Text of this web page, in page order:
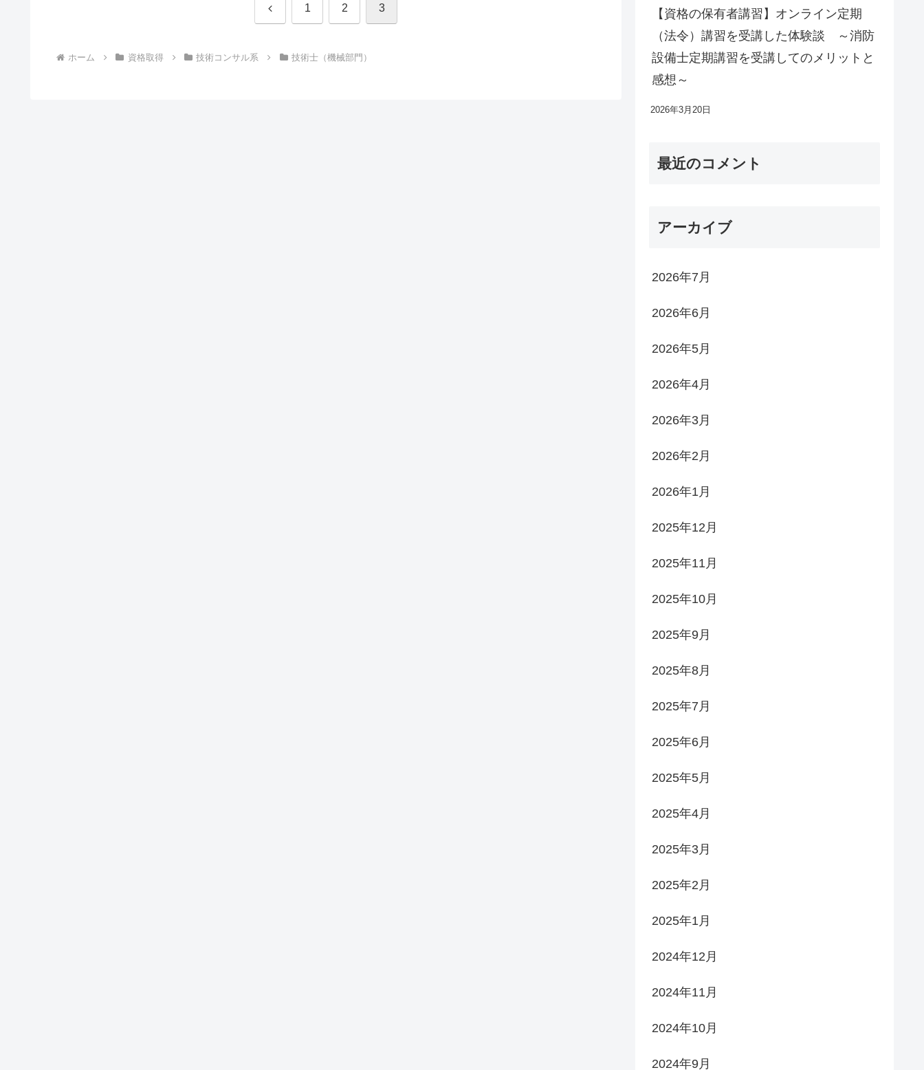
前 1 2 3
ホーム 資格取得 技術コンサル系 技術士（機械部門）
【資格の保有者講習】オンライン定期
（法令）講習を受講した体験談 ～消防
設備士定期講習を受講してのメリットと
感想～
2026年3月20日
最近のコメント
アーカイブ
2026年7月
2026年6月
2026年5月
2026年4月
2026年3月
2026年2月
2026年1月
2025年12月
2025年11月
2025年10月
2025年9月
2025年8月
2025年7月
2025年6月
2025年5月
2025年4月
2025年3月
2025年2月
2025年1月
2024年12月
2024年11月
2024年10月
2024年9月